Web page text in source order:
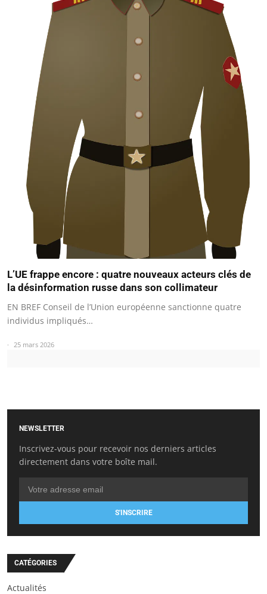
L’UE frappe encore : quatre nouveaux acteurs clés de
la désinformation russe dans son collimateur
EN BREF Conseil de l’Union européenne sanctionne quatre
individus impliqués…
25 mars 2026
NEWSLETTER
Inscrivez-vous pour recevoir nos derniers articles
directement dans votre boîte mail.
S'INSCRIRE
CATÉGORIES
Actualités